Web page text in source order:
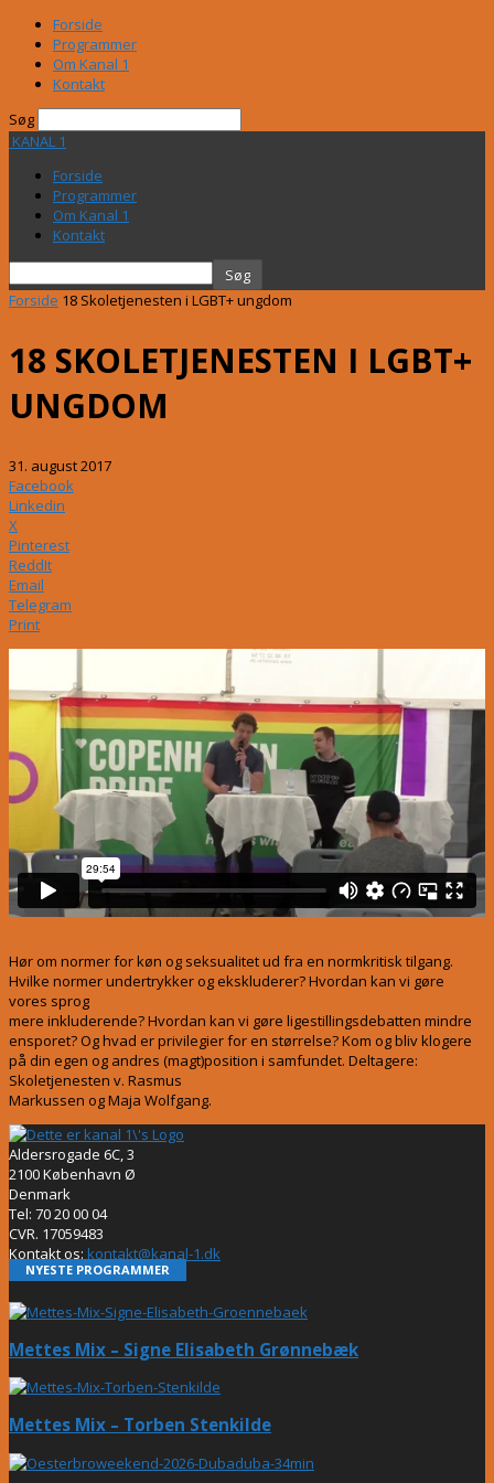
Forside
Programmer
Om Kanal 1
Kontakt
Søg
KANAL 1
Forside
Programmer
Om Kanal 1
Kontakt
Forside 18 Skoletjenesten i LGBT+ ungdom
18 SKOLETJENESTEN I LGBT+
UNGDOM
31. august 2017
Facebook
Linkedin
X
Pinterest
ReddIt
Email
Telegram
Print
Hør om normer for køn og seksualitet ud fra en normkritisk tilgang.
Hvilke normer undertrykker og ekskluderer? Hvordan kan vi gøre
vores sprog
mere inkluderende? Hvordan kan vi gøre ligestillingsdebatten mindre
ensporet? Og hvad er privilegier for en størrelse? Kom og bliv klogere
på din egen og andres (magt)position i samfundet. Deltagere:
Skoletjenesten v. Rasmus
Markussen og Maja Wolfgang.
Aldersrogade 6C, 3
2100 København Ø
Denmark
Tel: 70 20 00 04
CVR. 17059483
Kontakt os: kontakt@kanal-1.dk
NYESTE PROGRAMMER
Mettes Mix – Signe Elisabeth Grønnebæk
Mettes Mix – Torben Stenkilde